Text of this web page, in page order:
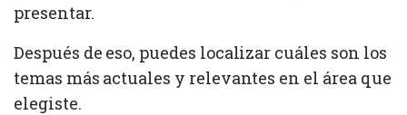
presentar.
Después de eso, puedes localizar cuáles son los
temas más actuales y relevantes en el área que
elegiste.